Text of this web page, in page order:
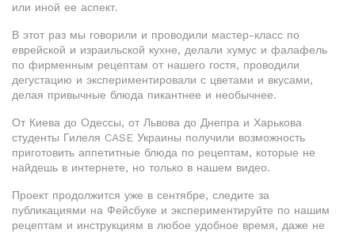
или иной ее аспект.
В этот раз мы говорили и проводили мастер-класс по
еврейской и израильской кухне, делали хумус и фалафель
по фирменным рецептам от нашего гостя, проводили
дегустацию и экспериментировали с цветами и вкусами,
делая привычные блюда пикантнее и необычнее.
От Киева до Одессы, от Львова до Днепра и Харькова
студенты Гилеля CASE Украины получили возможность
приготовить аппетитные блюда по рецептам, которые не
найдешь в интернете, но только в нашем видео.
Проект продолжится уже в сентябре, следите за
публикациями на Фейсбуке и экспериментируйте по нашим
рецептам и инструкциям в любое удобное время, даже не